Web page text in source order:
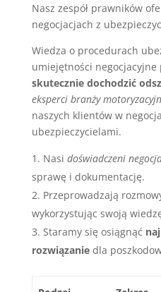
Nasz zespół prawników
negocjacjach z
Wiedza o procedurach
umiejętności negocjacyjne
skutecznie dochodzić
eksperci branży
naszych klientów w
ubezpieczycielami.
Nasi doświadczeni
sprawę i dokumentację.
Przeprowadzają
wykorzystując swoją
Staramy się osiągnąć
rozwiązaniedla